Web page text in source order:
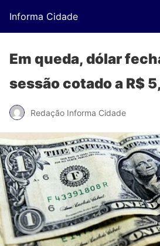
Informa Cidade
Em queda, dólar
sessão cotado a R$
Redação Informa Cidade